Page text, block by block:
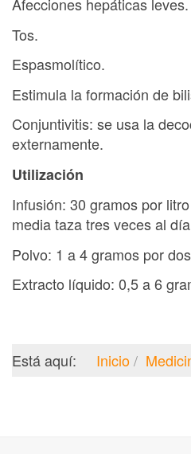
Tos.
Espasmolítico.
Estimula la formación de
Conjuntivitis: se usa la
externamente.
Utilización
Infusión: 30 gramos por
media taza tres veces al
Polvo: 1 a 4 gramos por
Extracto líquido: 0,5 a 6
Está aquí: Inicio